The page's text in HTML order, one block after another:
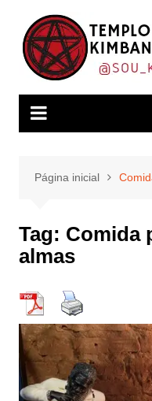
conteúdo
Página inicial
Tag: Comida
almas